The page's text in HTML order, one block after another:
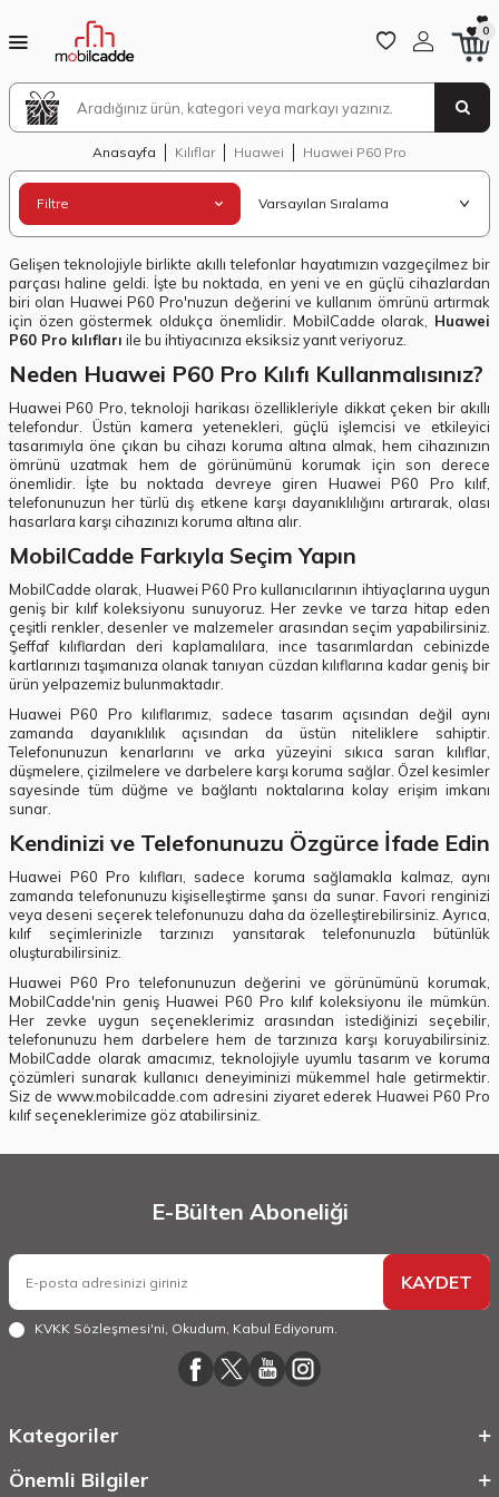
0
Anasayfa Kılıflar Huawei Huawei P60 Pro
Filtre
Gelişen teknolojiyle birlikte akıllı telefonlar hayatımızın vazgeçilmez bir
parçası haline geldi. İşte bu noktada, en yeni ve en güçlü cihazlardan
biri olan Huawei P60 Pro'nuzun değerini ve kullanım ömrünü artırmak
için özen göstermek oldukça önemlidir. MobilCadde olarak, Huawei
P60 Pro kılıfları ile bu ihtiyacınıza eksiksiz yanıt veriyoruz.
Neden Huawei P60 Pro Kılıfı Kullanmalısınız?
Huawei P60 Pro, teknoloji harikası özellikleriyle dikkat çeken bir akıllı
telefondur. Üstün kamera yetenekleri, güçlü işlemcisi ve etkileyici
tasarımıyla öne çıkan bu cihazı koruma altına almak, hem cihazınızın
ömrünü uzatmak hem de görünümünü korumak için son derece
önemlidir. İşte bu noktada devreye giren Huawei P60 Pro kılıf,
telefonunuzun her türlü dış etkene karşı dayanıklılığını artırarak, olası
hasarlara karşı cihazınızı koruma altına alır.
MobilCadde Farkıyla Seçim Yapın
MobilCadde olarak, Huawei P60 Pro kullanıcılarının ihtiyaçlarına uygun
geniş bir kılıf koleksiyonu sunuyoruz. Her zevke ve tarza hitap eden
çeşitli renkler, desenler ve malzemeler arasından seçim yapabilirsiniz.
Şeffaf kılıflardan deri kaplamalılara, ince tasarımlardan cebinizde
kartlarınızı taşımanıza olanak tanıyan cüzdan kılıflarına kadar geniş bir
ürün yelpazemiz bulunmaktadır.
Huawei P60 Pro kılıflarımız, sadece tasarım açısından değil aynı
zamanda dayanıklılık açısından da üstün niteliklere sahiptir.
Telefonunuzun kenarlarını ve arka yüzeyini sıkıca saran kılıflar,
düşmelere, çizilmelere ve darbelere karşı koruma sağlar. Özel kesimler
sayesinde tüm düğme ve bağlantı noktalarına kolay erişim imkanı
sunar.
Kendinizi ve Telefonunuzu Özgürce İfade Edin
Huawei P60 Pro kılıfları, sadece koruma sağlamakla kalmaz, aynı
zamanda telefonunuzu kişiselleştirme şansı da sunar. Favori renginizi
veya deseni seçerek telefonunuzu daha da özelleştirebilirsiniz. Ayrıca,
kılıf seçimlerinizle tarzınızı yansıtarak telefonunuzla bütünlük
oluşturabilirsiniz.
Huawei P60 Pro telefonunuzun değerini ve görünümünü korumak,
MobilCadde'nin geniş Huawei P60 Pro kılıf koleksiyonu ile mümkün.
Her zevke uygun seçeneklerimiz arasından istediğinizi seçebilir,
telefonunuzu hem darbelere hem de tarzınıza karşı koruyabilirsiniz.
MobilCadde olarak amacımız, teknolojiyle uyumlu tasarım ve koruma
çözümleri sunarak kullanıcı deneyiminizi mükemmel hale getirmektir.
Siz de www.mobilcadde.com adresini ziyaret ederek Huawei P60 Pro
kılıf seçeneklerimize göz atabilirsiniz.
E-Bülten Aboneliği
KAYDET
KVKK Sözleşmesi'ni, Okudum, Kabul Ediyorum.
Kategoriler
Önemli Bilgiler